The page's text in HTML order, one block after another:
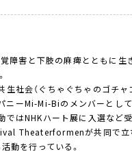
障害と下肢の麻痺とともに
社会（ぐちゃぐちゃのゴチャ
ニーMi-Mi-Biのメンバーとし
ではNHKハート展に入選など
Theaterformenが共同で
動を行っている。